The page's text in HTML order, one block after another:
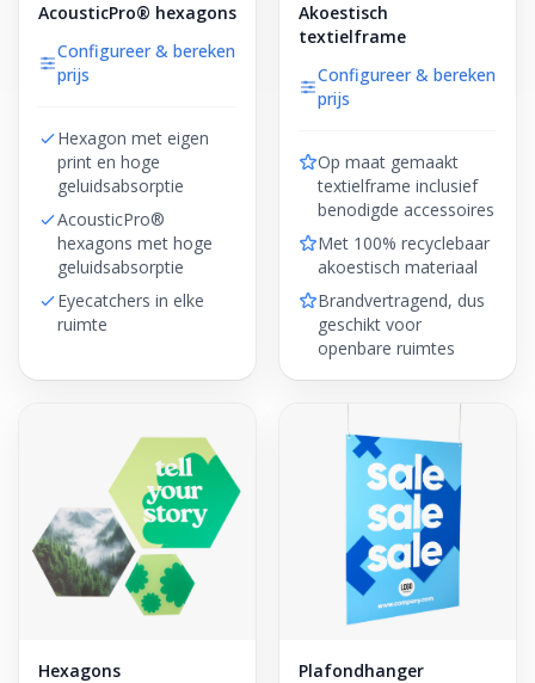
AcousticPro® hexagons
Configureer & bereken
prijs
Hexagon met eigen
print en hoge
geluidsabsorptie
AcousticPro®
hexagons met hoge
geluidsabsorptie
Eyecatchers in elke
ruimte
Akoestisch
textielframe
Configureer & bereken
prijs
Op maat gemaakt
textielframe inclusief
benodigde accessoires
Met 100% recyclebaar
akoestisch materiaal
Brandvertragend, dus
geschikt voor
openbare ruimtes
Hexagons
Plafondhanger